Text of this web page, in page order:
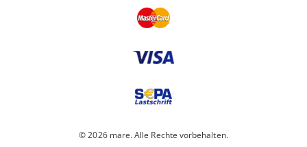
© 2026 mare. Alle Rechte vorbehalten.